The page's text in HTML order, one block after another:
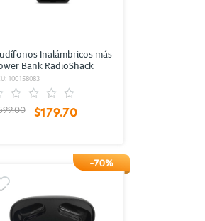
Inalámbricos más
Bank RadioShack
100158083
$179.70
-70%